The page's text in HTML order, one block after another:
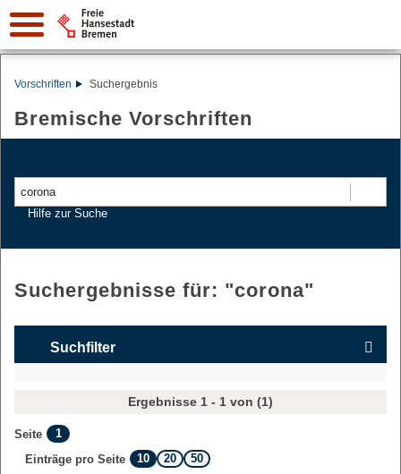
Vorschriften Suchergebnis
Bremische Vorschriften
Hilfe zur Suche
Suchergebnisse für: "corona"
Suchfilter
Ergebnisse 1 - 1 von (1)
Seite
1
Einträge pro Seite
10 20 50